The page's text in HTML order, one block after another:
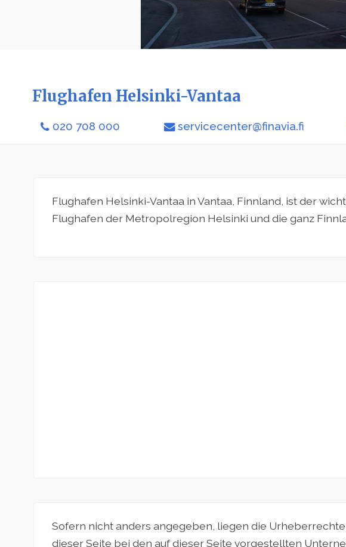
Flughafen Helsinki-Vantaa
020 708 000 servicecenter@finavia.fi
Flughafen Helsinki-Vantaa in Vantaa, Finnland, ist der
Flughafen der Metropolregion Helsinki und die ganz
Sofern nicht anders angegeben, liegen die
dieser Seite bei den auf dieser Seite vorgestellten